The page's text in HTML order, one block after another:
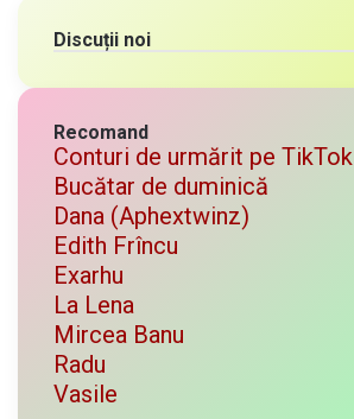
Discuții noi
Recomand
Conturi de urmărit pe TikTok
Bucătar de duminică
Dana (Aphextwinz)
Edith Frîncu
Exarhu
La Lena
Mircea Banu
Radu
Vasile